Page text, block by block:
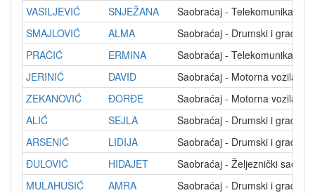
VASILJEVIĆ
SNJEŽANA
Saobraćaj - Telekomunikacije
SMAJLOVIĆ
ALMA
Saobraćaj - Drumski i gradski
PRAČIĆ
ERMINA
Saobraćaj - Telekomunikacije
JERINIĆ
DAVID
Saobraćaj - Motorna vozila
ZEKANOVIĆ
ĐORĐE
Saobraćaj - Motorna vozila
ALIĆ
SEJLA
Saobraćaj - Drumski i gradski
ARSENIĆ
LIDIJA
Saobraćaj - Drumski i gradski
ĐULOVIĆ
HIDAJET
Saobraćaj - Željeznički
MULAHUSIĆ
AMRA
Saobraćaj - Drumski i gradski